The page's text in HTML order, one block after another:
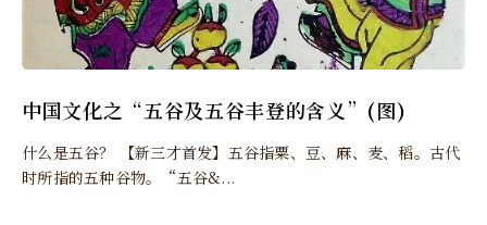
中国文化之“五谷及五谷丰登的含义”(图)
什么是五谷？ 【新三才首发】五谷指粟、豆、麻、麦、稻。古代
时所指的五种谷物。“五谷&...